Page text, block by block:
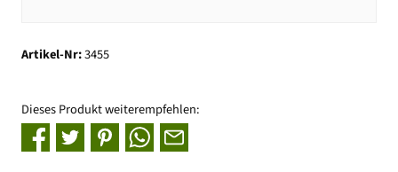
Artikel-Nr:3455
Dieses Produkt weiterempfehlen: